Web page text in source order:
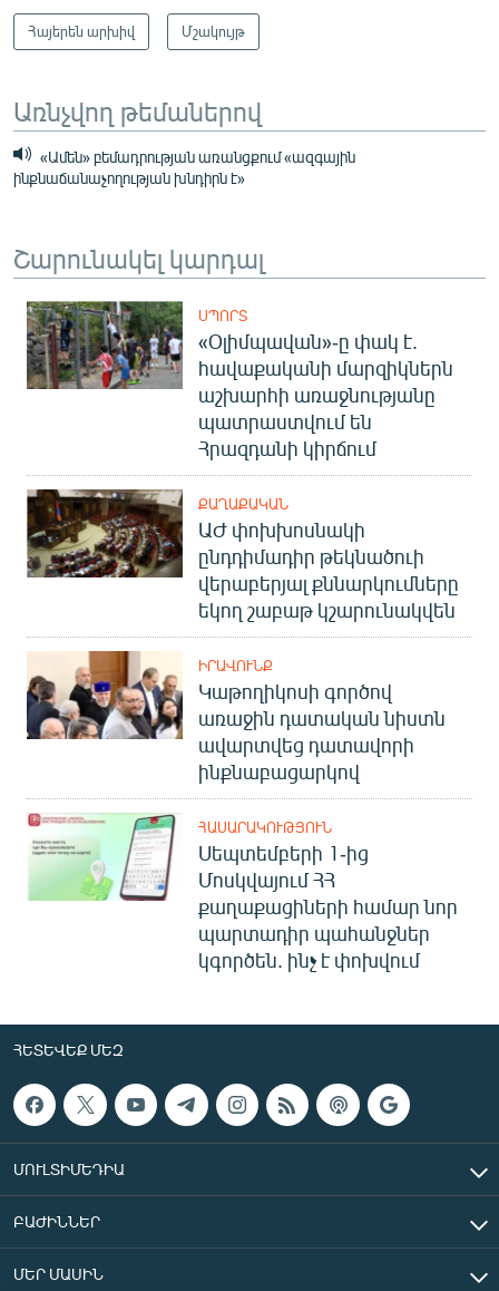
Հայերեն արխիվ Մշակույթ
Առնչվող թեմաներով
«Ամեն» բեմադրության առանցքում «ազգային
ինքնաճանաչողության խնդիրն է»
Շարունակել կարդալ
ՍՊՈՐՏ
«Օլիմպավան»-ը փակ է.
հավաքականի մարզիկներն
աշխարհի առաջնությանը
պատրաստվում են
Հրազդանի կիրճում
ՔԱՂԱՔԱԿԱՆ
ԱԺ փոխխոսնակի
ընդդիմադիր թեկնածուի
վերաբերյալ քննարկումները
եկող շաբաթ կշարունակվեն
ԻՐԱՎՈՒՆՔ
Կաթողիկոսի գործով
առաջին դատական նիստն
ավարտվեց դատավորի
ինքնաբացարկով
ՀԱՍԱՐԱԿՈՒԹՅՈՒՆ
Սեպտեմբերի 1-ից
Մոսկվայում ՀՀ
քաղաքացիների համար նոր
պարտադիր պահանջներ
կգործեն. ինչ է փոխվում
ՀԵՏԵՎԵՔ ՄԵԶ
ՄՈՒԼՏԻՄԵԴԻԱ
ԲԱԺԻՆՆԵՐ
ՄԵՐ ՄԱՍԻՆ